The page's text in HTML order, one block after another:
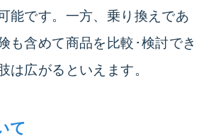
能です。一方、乗り換えであ
も含めて商品を比較･検討でき
は広がるといえます。
て